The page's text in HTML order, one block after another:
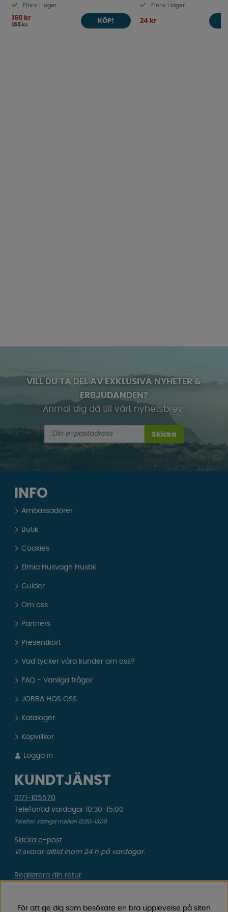
Finns i lager
160 kr
168 kr
KÖP!
Finns i lager
24 kr
VILL DU TA DEL AV EXKLUSIVA NYHETER &
ERBJUDANDEN?
Anmäl dig då till vårt nyhetsbrev!
Skicka
INFO
Ambassadörer
Butik
Cookies
Elmia Husvagn Husbil
Guider
Om oss
Partners
Presentkort
Vad tycker våra kunder om oss?
FAQ - Vanliga frågor
JOBBA HOS OSS
Kataloger
Köpvillkor
Logga in
KUNDTJÄNST
0171-105570
Telefontid vardagar 10:30-15:00
Telefon stängd mellan 12:00-13:00
Skicka e-post
Vi svarar alltid inom 24 h på vardagar.
Registrera din retur
Registrera din reklamation
För att ge dig som besökare en bra upplevelse på siten